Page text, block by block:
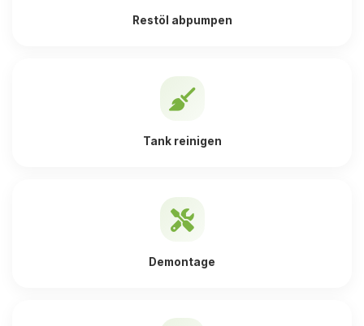
Restöl abpumpen
Tank reinigen
Demontage